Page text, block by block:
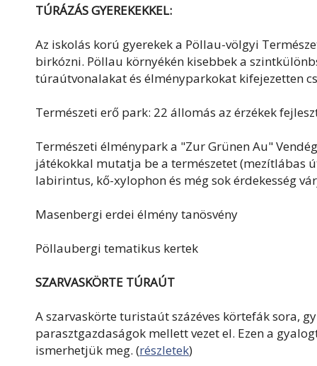
TÚRÁZÁS GYEREKEKKEL:
Az iskolás korú gyerekek a Pöllau-völgyi
birkózni. Pöllau környékén kisebbek a
túraútvonalakat és élményparkokat kifejezetten
Természeti erő park: 22 állomás az érzékek
Természeti élménypark a "Zur Grünen Au"
játékokkal mutatja be a természetet (mezítlábas
labirintus, kő-xylophon és még sok érdekesség
Masenbergi erdei élmény tanösvény
Pöllaubergi tematikus kertek
SZARVASKÖRTE TÚRAÚT
A szarvaskörte turistaút százéves körtefák sora,
parasztgazdaságok mellett vezet el. Ezen a
ismerhetjük meg. (részletek)